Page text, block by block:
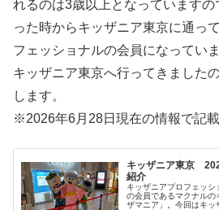
れるのは3歳以上となっています
った時からキッザニア東京に通っ
フェッショナルの会員になっていま
キッザニア東京へ行ってきました
します。
※2026年6月28日現在の情報で記載
キッザニア東京
紹介
キッザニアプロフェッシ
の会員であるマクナルの
ザマニア」。今回はキッ